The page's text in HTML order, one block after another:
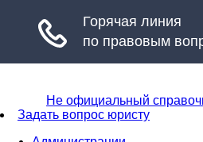
Не официальный
Задать вопрос юристу